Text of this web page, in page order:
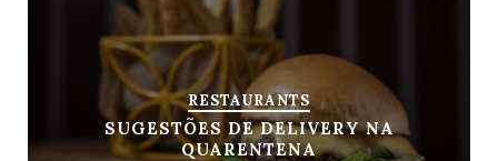
RESTAURANTS
SUGESTÕES DE DELIVERY NA
QUARENTENA